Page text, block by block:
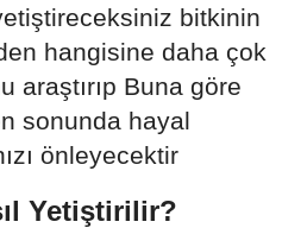
bitkinin
hangisine daha çok
araştırıp Buna göre
sonunda hayal
önleyecektir
Yetiştirilir?